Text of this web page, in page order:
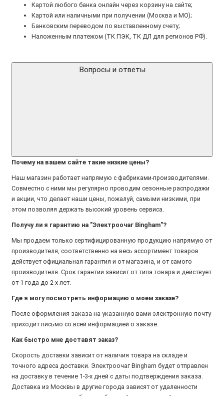
Картой любого банка онлайн через корзину на сайте;
Картой или наличными при получении (Москва и МО);
Банковским переводом по выставленному счету;
Наложенным платежом (ТК ПЭК, ТК ДЛ для регионов РФ).
Вопросы и ответы
Почему на вашем сайте такие низкие цены?
Наш магазин работает напрямую с фабриками-производителями.
Совместно с ними мы регулярно проводим сезонные распродажи
и акции, что делает наши цены, пожалуй, самыми низкими, при
этом позволяя держать высокий уровень сервиса.
Получу ли я гарантию на "Электроочаг Bingham"?
Мы продаем только сертифицированную продукцию напрямую от
производителя, соответственно на весь ассортимент товаров
действует официальная гарантия и от магазина, и от самого
производителя. Срок гарантии зависит от типа товара и действует
от 1 года до 2-х лет.
Где я могу посмотреть информацию о моем заказе?
После оформления заказа на указанную вами электронную почту
приходит письмо со всей информацией о заказе.
Как быстро мне доставят заказ?
Скорость доставки зависит от наличия товара на складе и
точного адреса доставки. Электроочаг Bingham будет отправлен
на доставку в течение 1-3-х дней с даты подтверждения заказа.
Доставка из Москвы в другие города зависят от удаленности